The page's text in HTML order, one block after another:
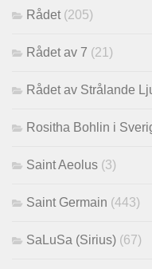
Rådet (205)
Rådet av 7 (21)
Rådet av Strålande
Rositha Bohlin i
Saint Aeolus (3)
Saint Germain (443)
SaLuSa (Sirius) (67)